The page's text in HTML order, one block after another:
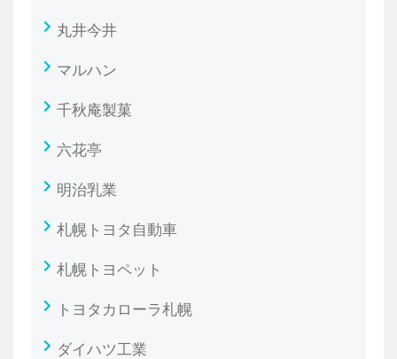
丸井今井
マルハン
千秋庵製菓
六花亭
明治乳業
札幌トヨタ自動車
札幌トヨペット
トヨタカローラ札幌
ダイハツ工業